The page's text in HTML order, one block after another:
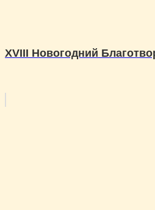
XVIII Новогодний